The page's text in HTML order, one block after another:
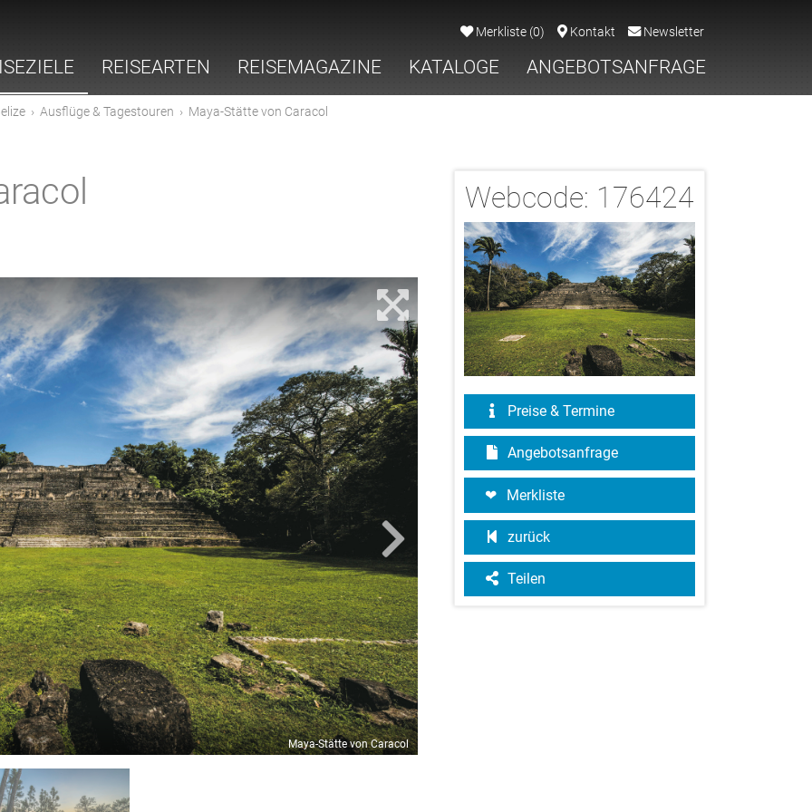
Merkliste (0) Kontakt Newsletter
REISEARTEN REISEMAGAZINE KATALOGE ANGEBOTSANFRAGE
› Ausflüge & Tagestouren › Maya-Stätte von Caracol
Webcode: 176424
Preise & Termine
Angebotsanfrage
Merkliste
zurück
Teilen
Maya-Stätte von Caracol
2/3